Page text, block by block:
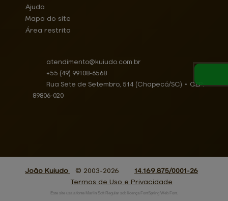
Ajuda
Mapa do site
Área restrita
atendimento@ kuiudo.com.br
+55 (49) 99108-6568
Rua Sete de Setembro, 514 (Chapecó/SC) • CEP:
89806-020
João Kuiudo © 2003-2026
14.169.875/0001-26
Termos de Uso e Privacidade
Este site usa a fonte Marlin Soft Regular sob licença FontSpring Web Font.